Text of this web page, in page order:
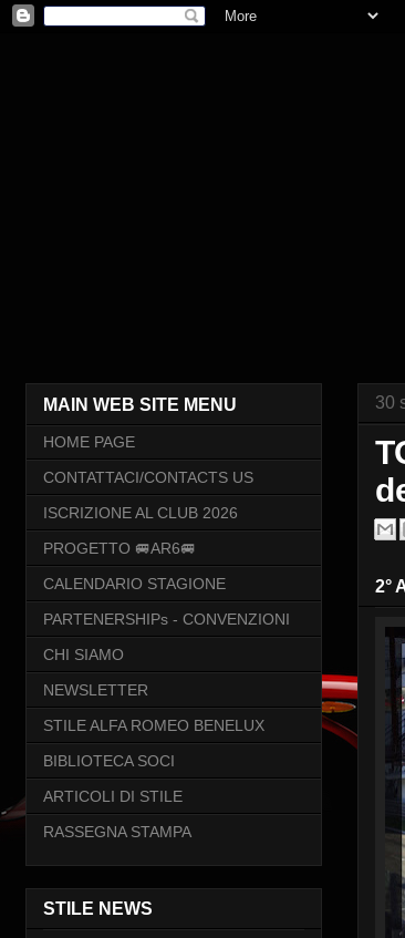
30
2°
MAIN WEB SITE MENU
HOME PAGE
CONTATTACI/CONTACTS US
ISCRIZIONE AL CLUB 2026
PROGETTO 🚐AR6🚐
CALENDARIO STAGIONE
PARTENERSHIPs - CONVENZIONI
CHI SIAMO
NEWSLETTER
STILE ALFA ROMEO BENELUX
BIBLIOTECA SOCI
ARTICOLI DI STILE
RASSEGNA STAMPA
STILE NEWS